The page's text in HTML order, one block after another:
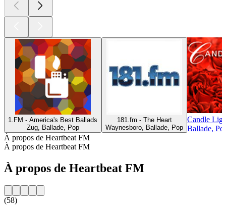
1.FM - America's Best Ballads
Zug, Ballade, Pop
181.fm - The Heart
Waynesboro, Ballade, Pop
Candle
Ballade,
À propos de Heartbeat FM
À propos de Heartbeat FM
À propos de Heartbeat FM
(58)